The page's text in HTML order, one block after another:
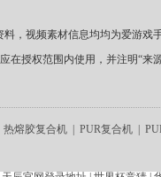
料，视频素材信息均均为爱游
应在授权范围内使用，并注明“来
热熔胶复合机 PUR复合机